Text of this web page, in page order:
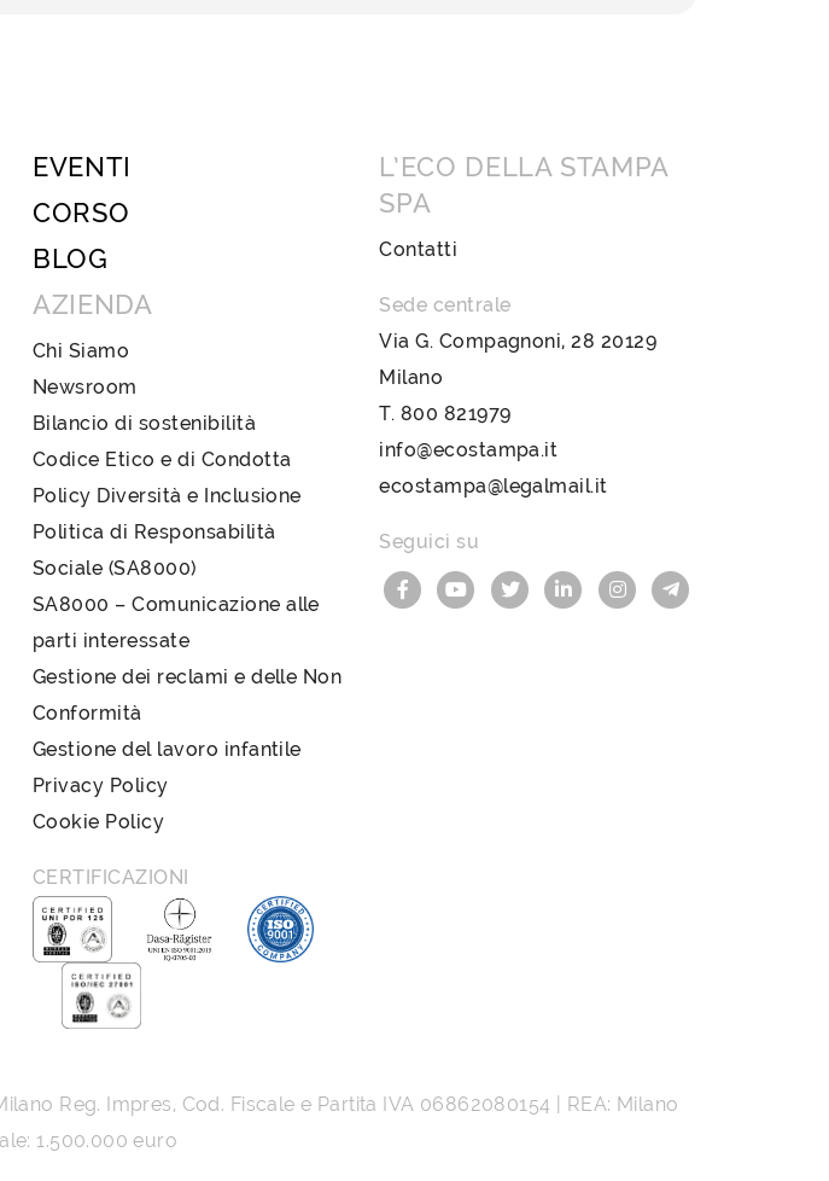
EVENTI
CORSO
BLOG
AZIENDA
Chi Siamo
Newsroom
Bilancio di sostenibilità
Codice Etico e di Condotta
Policy Diversità e Inclusione
Politica di Responsabilità
Sociale (SA8000)
SA8000 – Comunicazione alle
parti interessate
Gestione dei reclami e delle Non
Conformità
Gestione del lavoro infantile
Privacy Policy
Cookie Policy
CERTIFICAZIONI
L’ECO DELLA STAMPA
SPA
Contatti
Sede centrale
Via G. Compagnoni, 28 20129
Milano
T. 800 821979
info@ecostampa.it
ecostampa@legalmail.it
Seguici su
Reg. Impres, Cod. Fiscale e Partita IVA 06862080154 | REA: Milano
1.500.000 euro